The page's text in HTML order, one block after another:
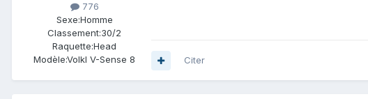
776
Sexe:Homme
Classement:30/2
Raquette:Head
Modèle:Volkl V-Sense 8 Citer